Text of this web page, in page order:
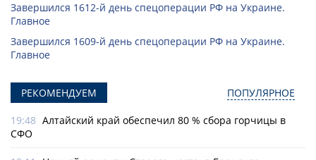
Завершился 1612-й день спецоперации РФ на Украине.
Главное
Завершился 1609-й день спецоперации РФ на Украине.
Главное
РЕКОМЕНДУЕМ ПОПУЛЯРНОЕ
19:48 Алтайский край обеспечил 80 % сбора горчицы в
СФО